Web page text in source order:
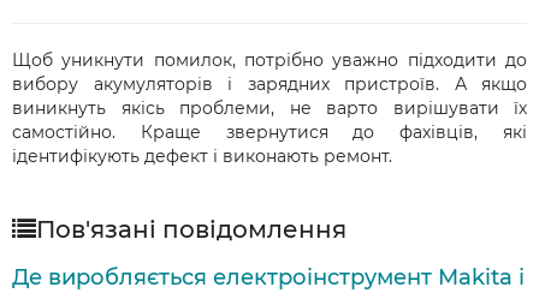
Щоб уникнути помилок, потрібно уважно підходити до
вибору акумуляторів і зарядних пристроїв. А якщо
виникнуть якісь проблеми, не варто вирішувати їх
самостійно. Краще звернутися до фахівців, які
ідентифікують дефект і виконають ремонт.
Пов'язані повідомлення
Де виробляється електроінструмент Makita і